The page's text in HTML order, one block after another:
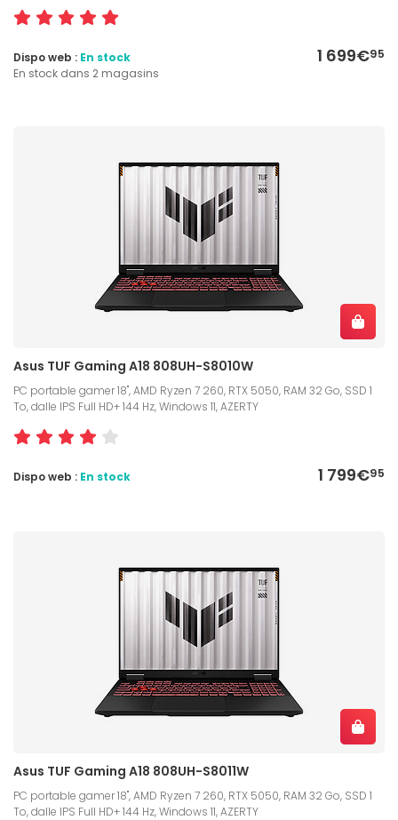
1 699€95
Dispo web : En stock
En stock dans 2 magasins
Asus TUF Gaming A18 808UH-S8010W
PC portable gamer 18", AMD Ryzen 7 260, RTX 5050, RAM 32 Go, SSD 1
To, dalle IPS Full HD+ 144 Hz, Windows 11, AZERTY
1 799€95
Dispo web : En stock
Asus TUF Gaming A18 808UH-S8011W
PC portable gamer 18", AMD Ryzen 7 260, RTX 5050, RAM 32 Go, SSD 1
To, dalle IPS Full HD+ 144 Hz, Windows 11, AZERTY